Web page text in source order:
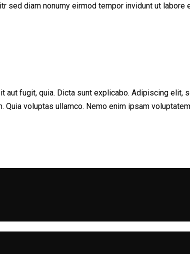
diam nonumy eirmod tempor invidunt ut labore
fugit, quia. Dicta sunt explicabo. Adipiscing
voluptas ullamco. Nemo enim ipsam